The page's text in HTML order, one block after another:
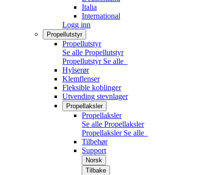
Italia
International
Logg inn
Propellutstyr
Propellutstyr
Se alle Propellutstyr
Propellutstyr Se alle
Hylserør
Klemflenser
Fleksible koblinger
Utvending stevnlager
Propellaksler
Propellaksler
Se alle Propellaksler
Propellaksler Se alle
Tilbehør
Support
Norsk
Tilbake